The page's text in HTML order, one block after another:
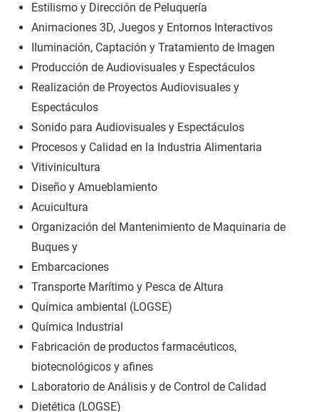
Estilismo y Dirección de Peluquería
Animaciones 3D, Juegos y Entornos Interactivos
Iluminación, Captación y Tratamiento de Imagen
Producción de Audiovisuales y Espectáculos
Realización de Proyectos Audiovisuales y
Espectáculos
Sonido para Audiovisuales y Espectáculos
Procesos y Calidad en la Industria Alimentaria
Vitivinicultura
Diseño y Amueblamiento
Acuicultura
Organización del Mantenimiento de Maquinaria de
Buques y
Embarcaciones
Transporte Marítimo y Pesca de Altura
Química ambiental (LOGSE)
Química Industrial
Fabricación de productos farmacéuticos,
biotecnológicos y afines
Laboratorio de Análisis y de Control de Calidad
Dietética (LOGSE)